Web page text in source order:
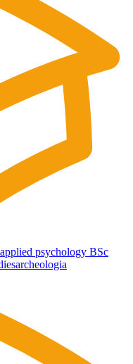
applied psychology BSc
archeologia